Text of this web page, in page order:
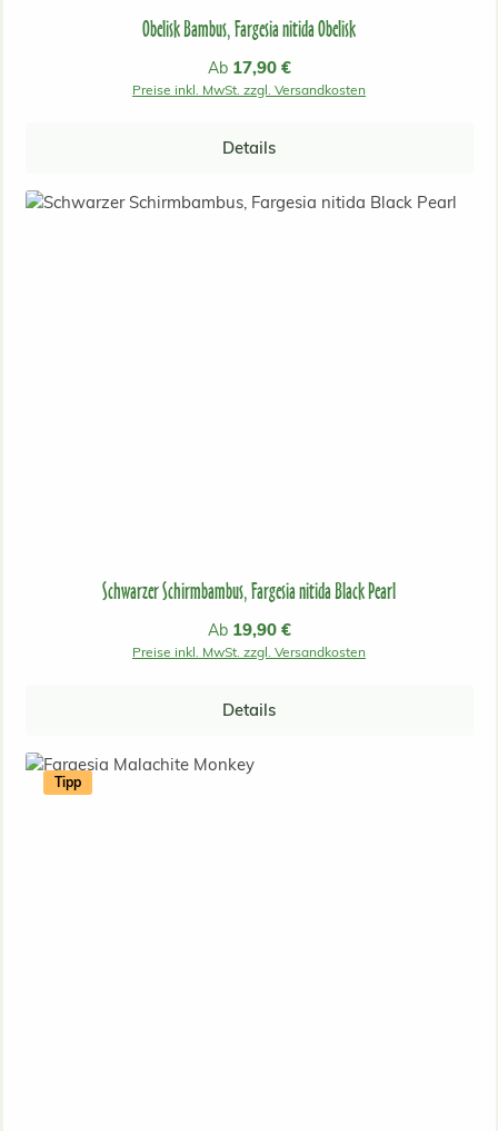
Obelisk Bambus, Fargesia nitida Obelisk
Regulärer Preis:
Ab 17,90 €
Preise inkl. MwSt. zzgl. Versandkosten
Details
Schwarzer Schirmbambus, Fargesia nitida Black Pearl
Regulärer Preis:
Ab 19,90 €
Preise inkl. MwSt. zzgl. Versandkosten
Details
Tipp